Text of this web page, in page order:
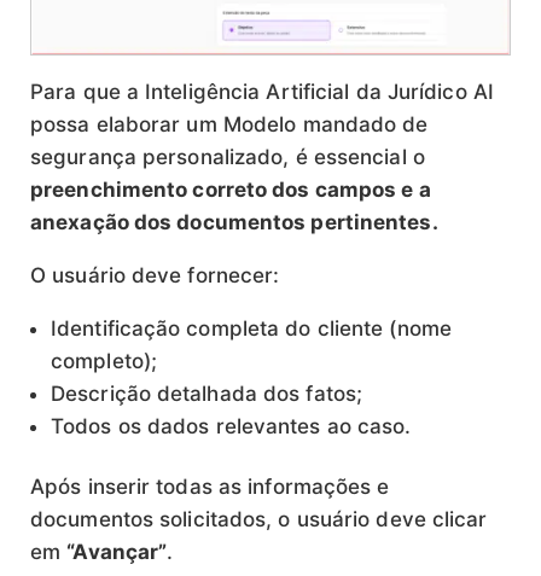
Para que a Inteligência Artificial da Jurídico AI
possa elaborar um Modelo mandado de
segurança personalizado, é essencial o
preenchimento correto dos campos e a
anexação dos documentos pertinentes.
O usuário deve fornecer:
Identificação completa do cliente (nome
completo);
Descrição detalhada dos fatos;
Todos os dados relevantes ao caso.
Após inserir todas as informações e
documentos solicitados, o usuário deve clicar
em “Avançar”.